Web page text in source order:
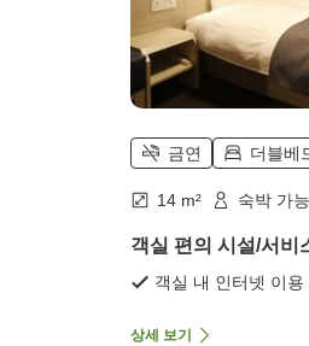
금연 더블베
14 m² 숙박 가
객실 편의 시설/서비
객실 내 인터넷 이용
상세 보기